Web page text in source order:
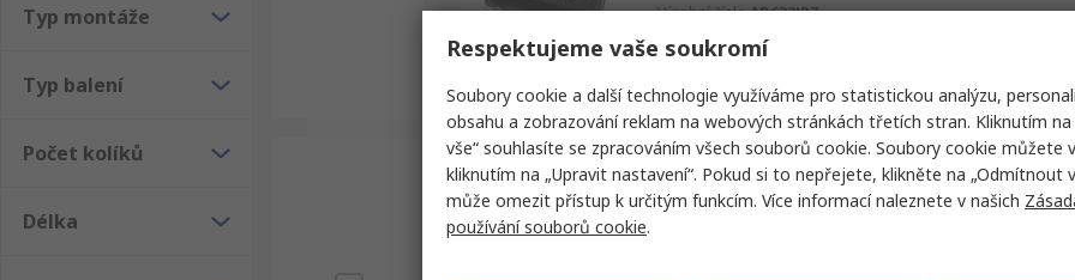
Typ montáže
Typ balení
Počet kolíků
Délka
Výrobní čísloAD633JRZ
Dočasně vyprodáno
Texas Instruments Násobič
Mezisoučet (1 tuba po
20 931,275 Kč(bez
Respektujeme vaše soukromí
Soubory cookie a další technologie využíváme pro statistickou analýzu,
obsahu a zobrazování reklam na webových stránkách třetích stran. Kliknutím
vše“ souhlasíte se zpracováním všech souborů cookie. Soubory cookie můžete
kliknutím na „Upravit nastavení“. Pokud si to nepřejete, klikněte na „Odmítnout
může omezit přístup k určitým funkcím. Více informací naleznete v našich
používání souborů cookie.